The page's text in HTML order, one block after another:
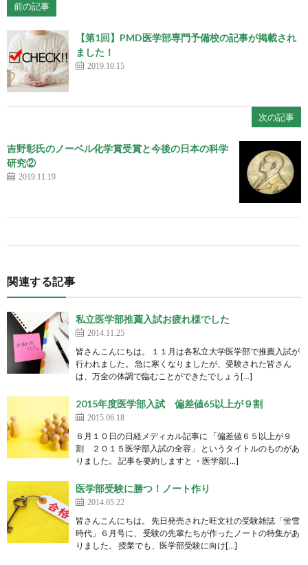
前の記事
【第1回】PMD医学部専門予備校の記事が掲載され
ました！
2019.10.15
次の記事
吉野彰氏のノーベル化学賞受賞と今後の日本の科学
研究②
2019.11.19
関連する記事
私立医学部推薦入試お疲れ様でした
2014.11.25
皆さんこんにちは。 １１月は各私立大学医学部で推薦入試が
行われました。 急に寒くなりましたが、受験された皆さん
は、万全の体調で臨むことができたでしょう[…]
2015年度医学部入試 偏差値65以上が９割
2015.06.18
６月１０日の日経メディカル記事に 「偏差値６５以上が９
割 ２０１５医学部入試の全容」 というタイトルのものがあ
りました。 記事を要約しますと ・医学部[…]
医学部受験に勝つ！ノート作り
2014.05.22
皆さんこんにちは。 先日発売された旺文社の受験雑誌「蛍雪
時代」６月号に、 受験の先輩たちが作ったノートの特集があ
りました。 授業でも、医学部受験に向け[…]